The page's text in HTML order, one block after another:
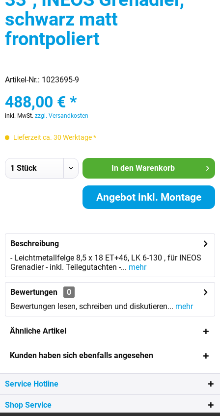
schwarz matt
frontpoliert
Artikel-Nr.: 1023695-9
488,00 € *
inkl. MwSt. zzgl. Versandkosten
Lieferzeit ca. 30 Werktage *
In den Warenkorb
Angebot inkl. Montage
Beschreibung
- Leichtmetallfelge 8,5 x 18 ET+46, LK 6-130 , für INEOS
Grenadier - inkl. Teilegutachten -... mehr
Bewertungen
0
Bewertungen lesen, schreiben und diskutieren... mehr
Ähnliche Artikel
Kunden haben sich ebenfalls angesehen
Service Hotline
Shop Service